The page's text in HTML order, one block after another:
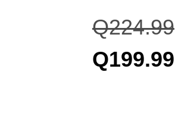
Q224.99
Q199.99